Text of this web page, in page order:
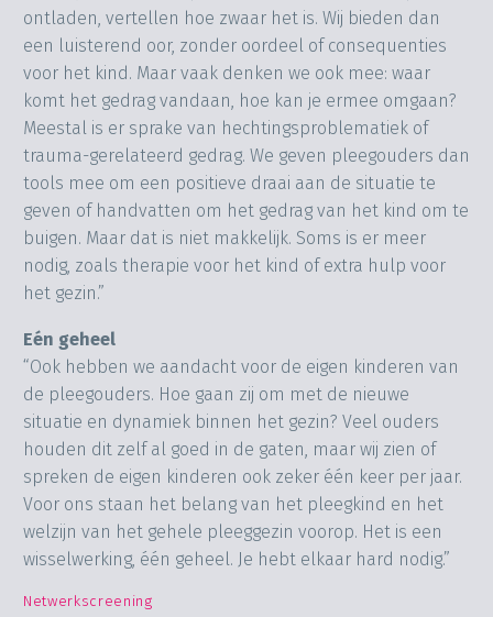
ontladen, vertellen hoe zwaar het is. Wij bieden dan
een luisterend oor, zonder oordeel of consequenties
voor het kind. Maar vaak denken we ook mee: waar
komt het gedrag vandaan, hoe kan je ermee omgaan?
Meestal is er sprake van hechtingsproblematiek of
trauma-gerelateerd gedrag. We geven pleegouders dan
tools mee om een positieve draai aan de situatie te
geven of handvatten om het gedrag van het kind om te
buigen. Maar dat is niet makkelijk. Soms is er meer
nodig, zoals therapie voor het kind of extra hulp voor
het gezin.”
Eén geheel
“Ook hebben we aandacht voor de eigen kinderen van
de pleegouders. Hoe gaan zij om met de nieuwe
situatie en dynamiek binnen het gezin? Veel ouders
houden dit zelf al goed in de gaten, maar wij zien of
spreken de eigen kinderen ook zeker één keer per jaar.
Voor ons staan het belang van het pleegkind en het
welzijn van het gehele pleeggezin voorop. Het is een
wisselwerking, één geheel. Je hebt elkaar hard nodig.”
Netwerkscreening